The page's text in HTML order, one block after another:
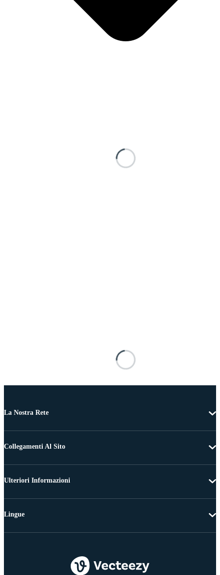
La Nostra Rete
Collegamenti Al Sito
Ulteriori Informazioni
Lingue